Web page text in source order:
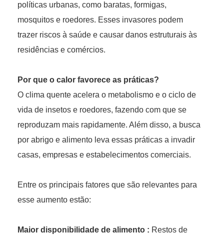
políticas urbanas, como baratas, formigas,
mosquitos e roedores. Esses invasores podem
trazer riscos à saúde e causar danos estruturais às
residências e comércios.
Por que o calor favorece as práticas?
O clima quente acelera o metabolismo e o ciclo de
vida de insetos e roedores, fazendo com que se
reproduzam mais rapidamente. Além disso, a busca
por abrigo e alimento leva essas práticas a invadir
casas, empresas e estabelecimentos comerciais.
Entre os principais fatores que são relevantes para
esse aumento estão:
Maior disponibilidade de alimento : Restos de